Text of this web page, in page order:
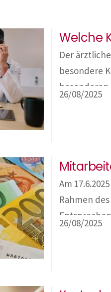
Welche
Der
besondere
besonderen
ärztlichen
26/08/2025
Am
Rahmen
26/08/2025